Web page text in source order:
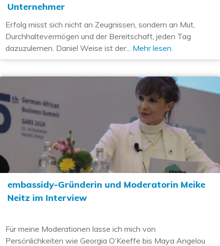
Unternehmer
Erfolg misst sich nicht an Zeugnissen, sondern an Mut,
Durchhaltevermögen und der Bereitschaft, jeden Tag
dazuzulernen. Daniel Weise ist der... Mehr lesen.
embassidy-Gründerin und Moderatorin Meike
Neitz im Interview
Für meine Moderationen lasse ich mich von
Persönlichkeiten wie Georgia O’Keeffe bis Maya Angelou